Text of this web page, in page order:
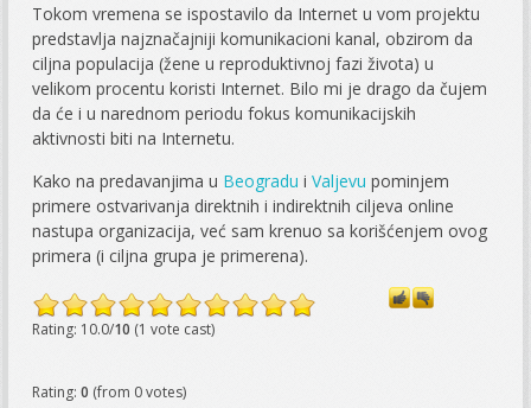
Tokom vremena se ispostavilo da Internet u vom projektu
predstavlja najznačajniji komunikacioni kanal, obzirom da
ciljna populacija (žene u reproduktivnoj fazi života) u
velikom procentu koristi Internet. Bilo mi je drago da čujem
da će i u narednom periodu fokus komunikacijskih
aktivnosti biti na Internetu.
Kako na predavanjima u Beogradu iValjevu pominjem
primere ostvarivanja direktnih i indirektnih ciljeva online
nastupa organizacija, već sam krenuo sa korišćenjem ovog
primera (i ciljna grupa je primerena).
Rating: 10.0/10 (1 vote cast)
Rating:0 (from 0 votes)